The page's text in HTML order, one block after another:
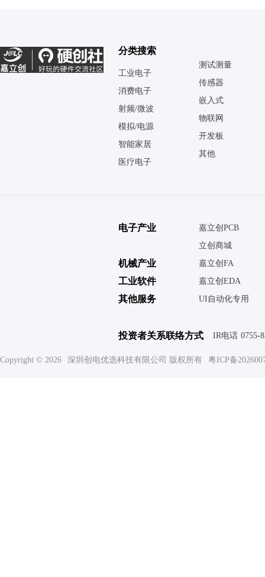
分类搜索
工业电子
消费电子
射频/微波
模拟/电源
智能家居
医疗电子
测试测量
传感器
嵌入式
物联网
开发板
其他
电子产业
嘉立创PCB
立创商城
机械产业 嘉立创FA
工业软件 嘉立创EDA
其他服务 UI自动化专用
投资者关系联络方式 IR电话 0755-
Copyright © 2026 深圳创电优选科技有限公司 版权所有 粤ICP备